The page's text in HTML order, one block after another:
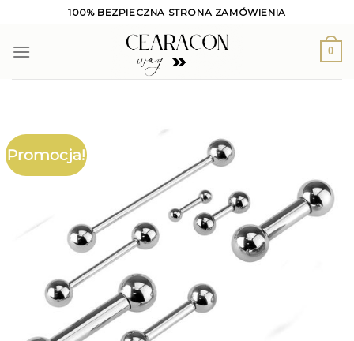
content
100% BEZPIECZNA STRONA ZAMÓWIENIA
0
Promocja!